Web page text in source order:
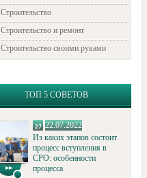
Строительство
Строительство и ремонт
Строительство своими руками
ТОП 5 СОВЕТОВ
22.07.2022
Из каких этапов состоит
процесс вступления в
СРО: особенности
процесса